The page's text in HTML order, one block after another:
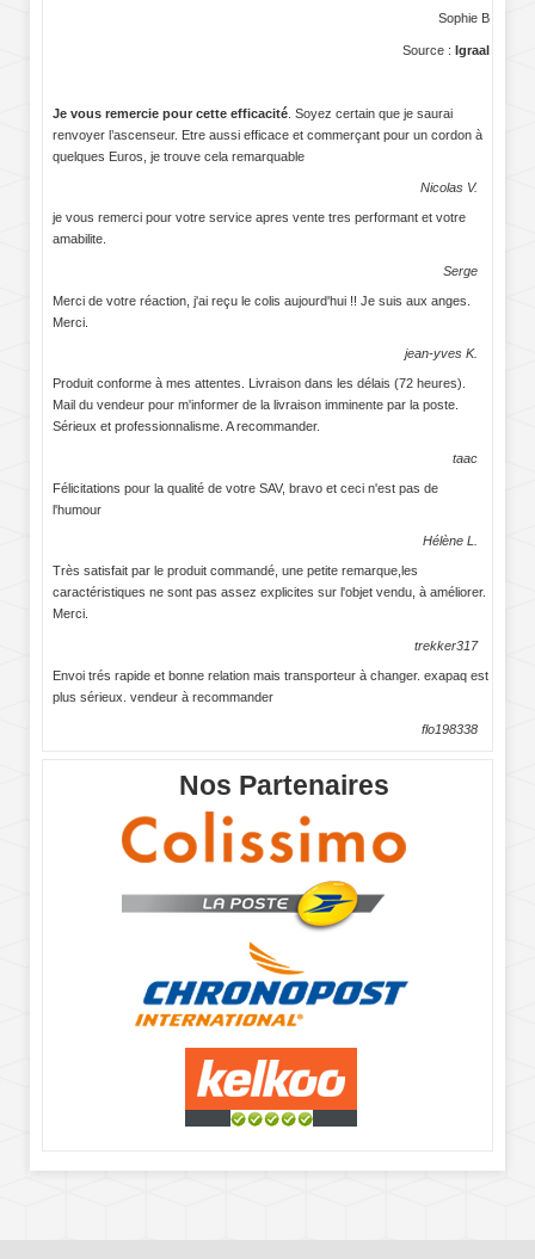
Sophie B
Source : Igraal
Je vous remercie pour cette efficacité . Soyez certain que je saurai
renvoyer l’ascenseur. Etre aussi efficace et commerçant pour un cordon à
quelques Euros, je trouve cela remarquable
Nicolas V.
je vous remerci pour votre service apres vente tres performant et votre
amabilite.
Serge
Merci de votre réaction, j'ai reçu le colis aujourd'hui !! Je suis aux anges.
Merci.
jean-yves K.
Produit conforme à mes attentes. Livraison dans les délais (72 heures).
Mail du vendeur pour m'informer de la livraison imminente par la poste.
Sérieux et professionnalisme. A recommander.
taac
Félicitations pour la qualité de votre SAV, bravo et ceci n'est pas de
l'humour
Hélène L.
Très satisfait par le produit commandé, une petite remarque,les
caractéristiques ne sont pas assez explicites sur l'objet vendu, à améliorer.
Merci.
trekker317
Envoi trés rapide et bonne relation mais transporteur à changer. exapaq est
plus sérieux. vendeur à recommander
flo198338
Nos Partenaires